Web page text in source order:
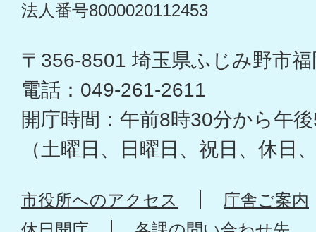
法人番号8000020112453
〒356-8501 埼玉県ふじみ野市
電話：049-261-2611
開庁時間：午前8時30分から午
（土曜日、日曜日、祝日、休日
市役所へのアクセス
庁舎ご案内